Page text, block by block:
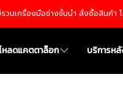
มเครื่องมือช่างชั้นนำ สั่งซื้อสินค้า
หลดแคตตาล็อก บริการห